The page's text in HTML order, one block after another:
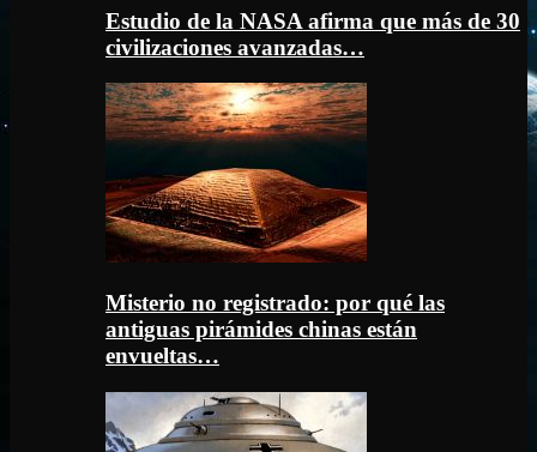
Estudio de la NASA afirma que más de 30
civilizaciones avanzadas…
Misterio no registrado: por qué las
antiguas pirámides chinas están
envueltas…